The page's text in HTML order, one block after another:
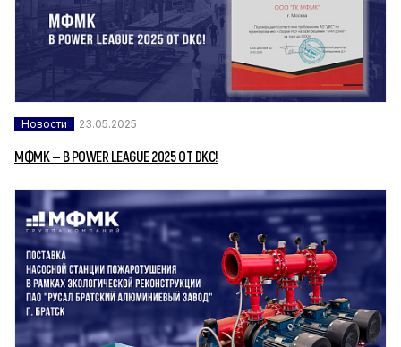
Новости 23.05.2025
МФМК — В POWER LEAGUE 2025 ОТ DKC!